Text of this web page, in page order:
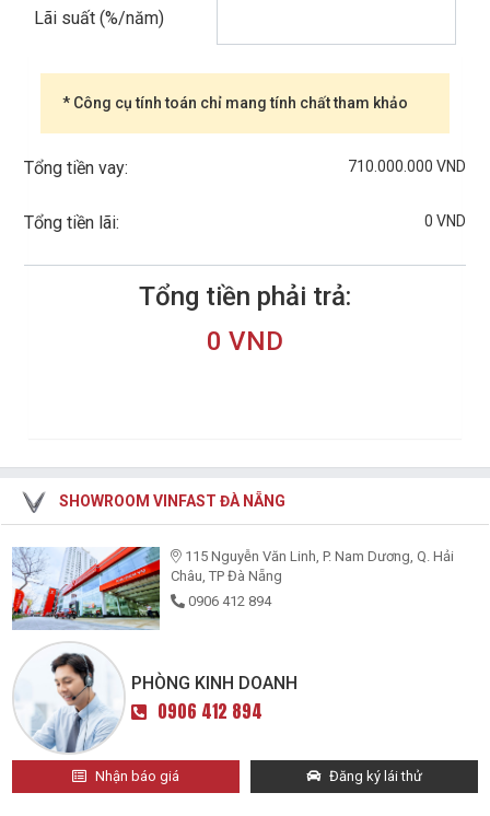
Lãi suất (%/năm)
* Công cụ tính toán chỉ mang tính chất tham khảo
Tổng tiền vay: 710.000.000 VND
Tổng tiền lãi: 0 VND
Tổng tiền phải trả:
0 VND
SHOWROOM VINFAST ĐÀ NẴNG
115 Nguyễn Văn Linh, P. Nam Dương, Q. Hải
Châu, TP Đà Nẵng
0906 412 894
PHÒNG KINH DOANH
0906 412 894
Nhận báo giá Đăng ký lái thử